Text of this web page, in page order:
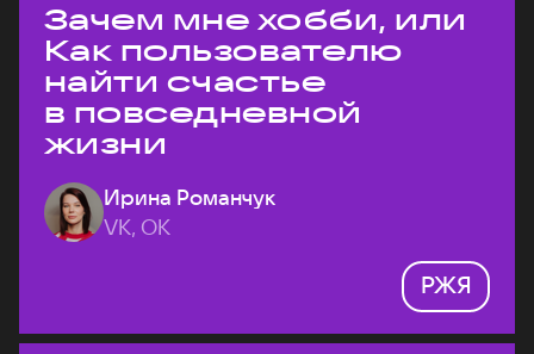
Зачем мне хобби, или
Как пользователю
найти счастье
в повседневной
жизни
Ирина Романчук
VK, ОК
РЖЯ